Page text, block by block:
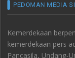
PEDOMAN MEDIA
Kemerdekaan
kemerdekaan pers
Pancasila, Undang-